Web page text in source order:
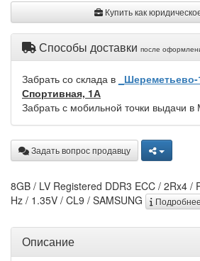
Купить как
Способы доставки после
Забрать со склада в _Шереметьево-
Спортивная, 1А
Забрать с мобильной точки выдачи в
Задать вопрос продавцу
8GB / LV Registered DDR3 ECC / 2Rx4 /
Hz / 1.35V / CL9 / SAMSUNG
Описание